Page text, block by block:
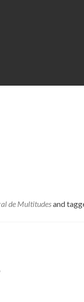
de Multitudesand